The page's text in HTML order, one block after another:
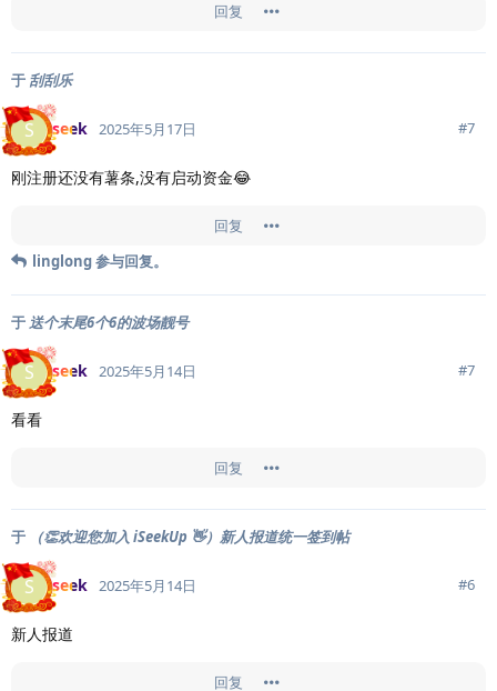
回复
于 刮刮乐
S seek 2025年5月17日 #7
刚注册还没有薯条,没有启动资金😂
回复
linglong参与回复。
于送个末尾6个6的波场靓号
S seek 2025年5月14日 #7
看看
回复
于 （👏欢迎您加入 iSeekUp 👋）新人报道统一签到帖
S seek 2025年5月14日 #6
新人报道
回复